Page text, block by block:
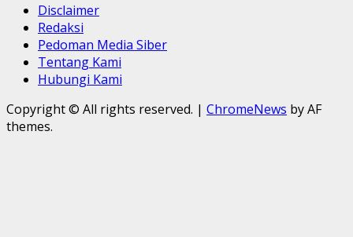
Disclaimer
Redaksi
Pedoman Media Siber
Tentang Kami
Hubungi Kami
Copyright © All rights reserved. | ChromeNews by AF
themes.